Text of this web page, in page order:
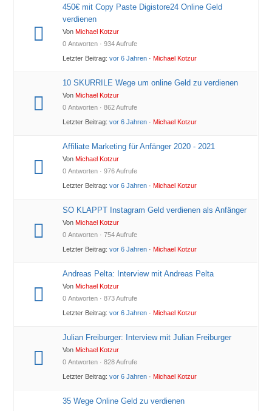
450€ mit Copy Paste Digistore24 Online Geld
verdienen
VonMichael Kotzur
0 Antworten · 934 Aufrufe
Letzter Beitrag:vor 6 Jahren ·Michael Kotzur
10 SKURRILE Wege um online Geld zu verdienen
VonMichael Kotzur
0 Antworten · 862 Aufrufe
Letzter Beitrag:vor 6 Jahren ·Michael Kotzur
Affiliate Marketing für Anfänger 2020 - 2021
VonMichael Kotzur
0 Antworten · 976 Aufrufe
Letzter Beitrag:vor 6 Jahren ·Michael Kotzur
SO KLAPPT Instagram Geld verdienen als Anfänger
VonMichael Kotzur
0 Antworten · 754 Aufrufe
Letzter Beitrag:vor 6 Jahren ·Michael Kotzur
Andreas Pelta: Interview mit Andreas Pelta
VonMichael Kotzur
0 Antworten · 873 Aufrufe
Letzter Beitrag:vor 6 Jahren ·Michael Kotzur
Julian Freiburger: Interview mit Julian Freiburger
VonMichael Kotzur
0 Antworten · 828 Aufrufe
Letzter Beitrag:vor 6 Jahren ·Michael Kotzur
35 Wege Online Geld zu verdienen